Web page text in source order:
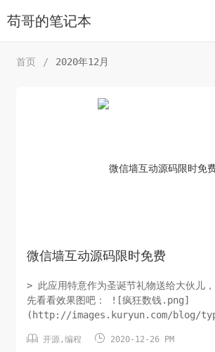
苟哥的笔记本
首页 / 2020年12月
微信墙互动源码限时免费
> 此应用特意作为圣诞节礼物送给大伙儿，
先看看效果图吧： ![疯狂数钱.png]
(http://images.kuryun.com/blog/
(http://images.kuryun.com/blog/
 开源 ,编程  2020-12-26 PM